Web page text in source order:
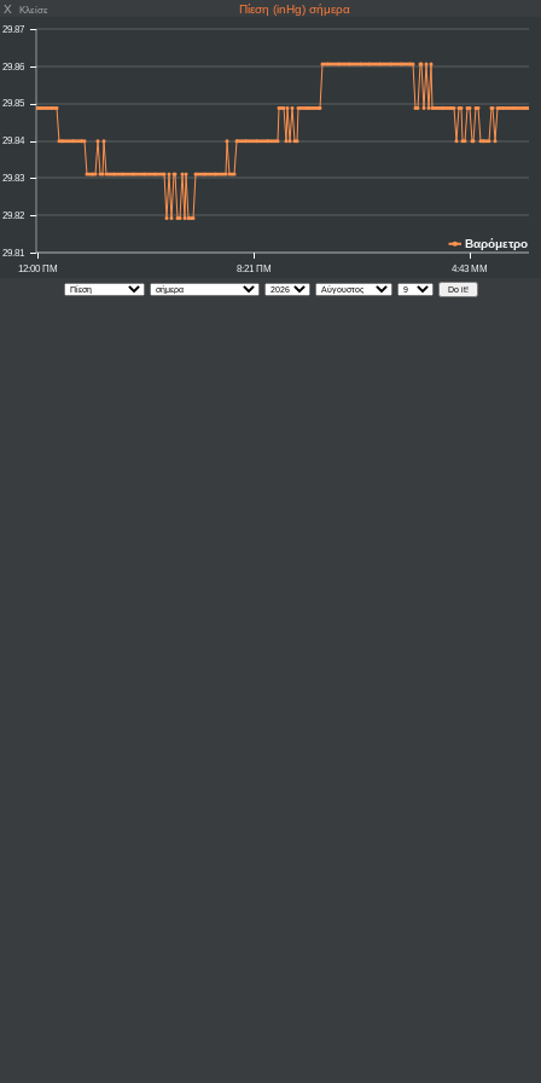
X Κλείσε Πίεση (inHg) σήμερα